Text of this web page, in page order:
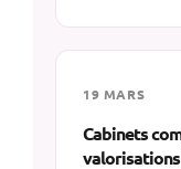
19 MARS
Cabinets